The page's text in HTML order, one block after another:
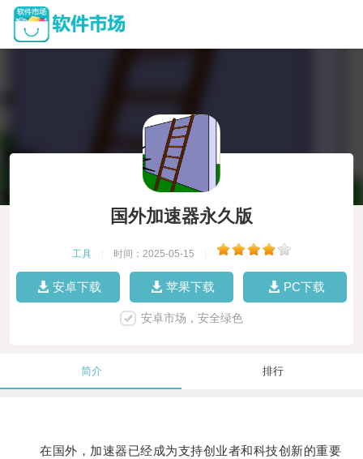
国外加速器永久版
工具 时间：2025-05-15
安卓下载 苹果下载 PC下载
安卓市场，安全绿色
简介 排行
在国外，加速器已经成为支持创业者和科技创新的重要